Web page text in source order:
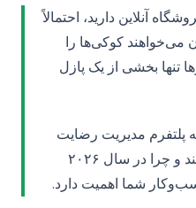
آنلاین دارید، احتمالاً
می‌خواهند کوکی‌ها را
تنها بخشی از یک پازل
پلتفرم مدیریت رضایت
(CMP) چیست، چگونه کار می‌کند و چرا در سال ۲۰۲۶
شما اهمیت دارد.